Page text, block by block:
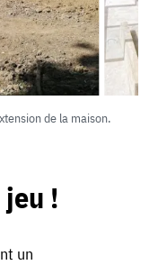
de la maison.
!
un